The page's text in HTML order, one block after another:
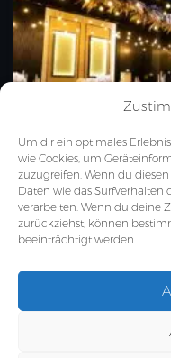
Um dir ein optimales
wie Cookies, um
zuzugreifen. Wenn du
Daten wie das Surfverhalten
verarbeiten. Wenn du deine
zurückziehst, können
beeinträchtigt werden.